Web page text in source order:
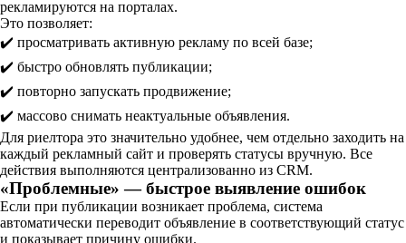
рекламируются на порталах.
Это позволяет:
✔️ просматривать активную рекламу по всей базе;
✔️ быстро обновлять публикации;
✔️ повторно запускать продвижение;
✔️ массово снимать неактуальные объявления.
Для риелтора это значительно удобнее, чем отдельно заходить на
каждый рекламный сайт и проверять статусы вручную. Все
действия выполняются централизованно из CRM.
«Проблемные» — быстрое выявление ошибок
Если при публикации возникает проблема, система
автоматически переводит объявление в соответствующий статус
и показывает причину ошибки.